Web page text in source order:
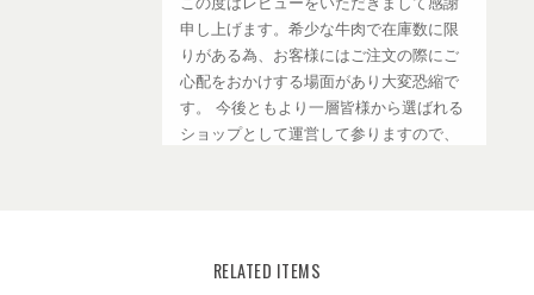
申し上げます。希少な牛肉で在庫数に限
りがある為、お客様にはご注文の際にご
心配をおかけする場面があり大変恐縮で
す。 今後ともより一層皆様から選ばれる
ショップとして運営して参りますので、
RELATED ITEMS